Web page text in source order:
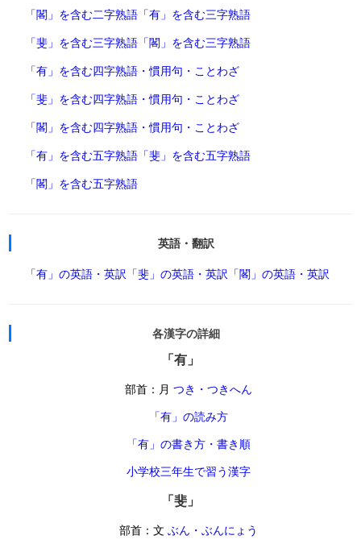
「閣」を含む二字熟語 「有」を含む三字熟語
「斐」を含む三字熟語 「閣」を含む三字熟語
「有」を含む四字熟語・慣用句・ことわざ
「斐」を含む四字熟語・慣用句・ことわざ
「閣」を含む四字熟語・慣用句・ことわざ
「有」を含む五字熟語 「斐」を含む五字熟語
「閣」を含む五字熟語
英語・翻訳
「有」の英語・英訳 「斐」の英語・英訳 「閣」の英語・英訳
各漢字の詳細
「有」
部首：月 つき・つきへん
「有」の読み方
「有」の書き方・書き順
小学校三年生で習う漢字
「斐」
部首：文 ぶん・ぶんにょう